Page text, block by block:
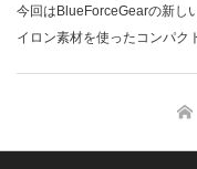
今回はBlueForceGearの新し
イロン素材を使ったコンパク